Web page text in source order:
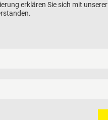
erklären Sie sich mit unserer